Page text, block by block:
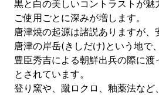
黒と白の美しいコントラストが魅
ご使用ごとに深みが増します。
唐津焼の起源は諸説ありますが
唐津の岸岳(きしだけ)という地で、
豊臣秀吉による朝鮮出兵の際に渡
とされています。
登り窯や、蹴ロクロ、釉薬法など